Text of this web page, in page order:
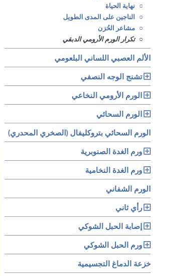
○ نهاية الحياة
○ الناجين على المدى الطويل
○ مشاعر الحُزن
○ تكرار الورم الأرومي الدبقي
الألم العصبي اللساني البلعومي
تشنج الوجه النصفي
الورم الأرومي النخاعي
الورم السحائي
الورم السحائي بتروكليفال (الصخري المحدري)
ورم الغدة الصنوبرية
ورم الغدة النخامية
الورم الشفاني
رأي ثاني
إصابة الحبل الشوكي
ورم الحبل الشوكي
خزعة الدماغ التجسيمية